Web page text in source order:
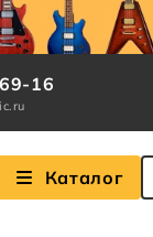
16
Каталог